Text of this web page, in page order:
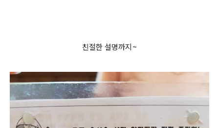
친절한 설명까지~